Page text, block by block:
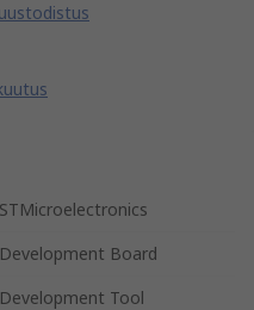
STMicroelectronics
Development Board
Development Tool